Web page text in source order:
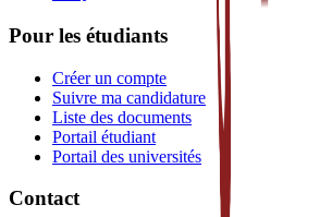
Pour les étudiants
Créer un compte
Suivre ma candidature
Liste des documents
Portail étudiant
Portail des universités
Contact